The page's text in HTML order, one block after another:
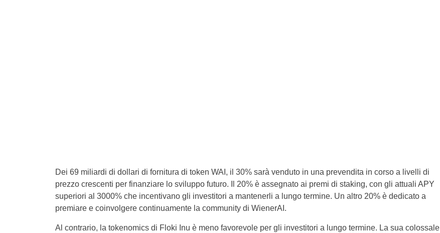
Dei 69 miliardi di dollari di fornitura di token WAI, il 30% sarà venduto in una prevendita in corso a livelli di
prezzo crescenti per finanziare lo sviluppo futuro. Il 20% è assegnato ai premi di staking, con gli attuali APY
superiori al 3000% che incentivano gli investitori a mantenerli a lungo termine. Un altro 20% è dedicato a
premiare e coinvolgere continuamente la community di WienerAI.
Al contrario, la tokenomics di Floki Inu è meno favorevole per gli investitori a lungo termine. La sua colossale